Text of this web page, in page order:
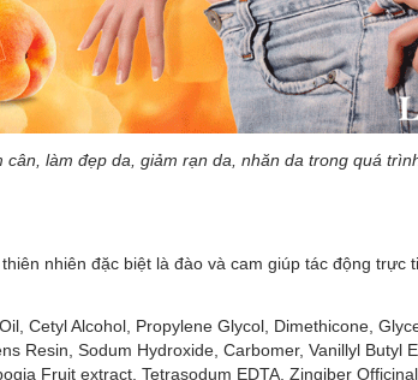
cân, làm đẹp da, giảm rạn da, nhăn da trong quá
nhiên đặc biệt là đào và cam giúp tác động
Cetyl Alcohol, Propylene Glycol, Dimethicone,
Resin, Sodum Hydroxide, Carbomer, Vanillyl
Fruit extract, Tetrasodum EDTA, Zingiber